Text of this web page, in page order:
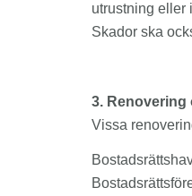
utrustning eller
Skador ska
3. Renovering
Vissa